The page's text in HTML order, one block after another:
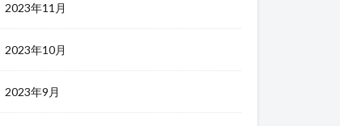
2023年11月
2023年10月
2023年9月